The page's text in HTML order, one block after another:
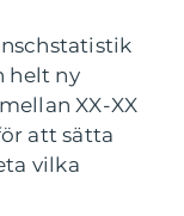
helt ny
XX-XX
att sätta
vilka